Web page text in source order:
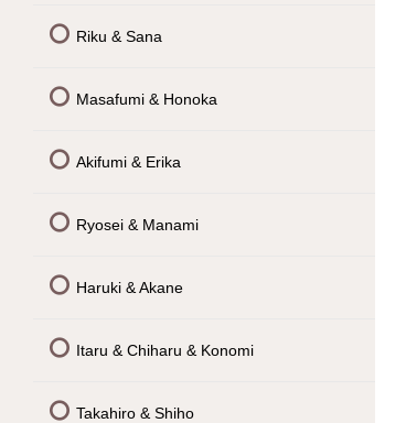
Riku & Sana
Masafumi & Honoka
Akifumi & Erika
Ryosei & Manami
Haruki & Akane
Itaru & Chiharu & Konomi
Takahiro & Shiho